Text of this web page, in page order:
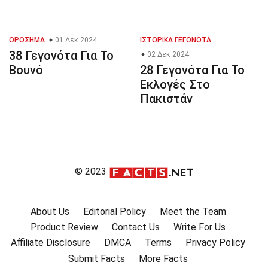
ΟΡΌΣΗΜΑ 01 Δεκ 2024
38 Γεγονότα Για Το
Βουνό
ΙΣΤΟΡΙΚΆ ΓΕΓΟΝΌΤΑ
02 Δεκ 2024
28 Γεγονότα Για Το
Εκλογές Στο
Πακιστάν
© 2023
About Us Editorial Policy
Meet the Team
Product Review
Contact Us
Write For Us
Affiliate Disclosure
DMCA Terms
Privacy Policy
Submit Facts
More Facts